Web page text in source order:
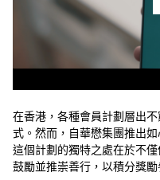
在香港，各種會員計劃層出
式。然而，自華懋集團推出
這個計劃的獨特之處在於不
鼓勵並推崇善行，以積分獎勵